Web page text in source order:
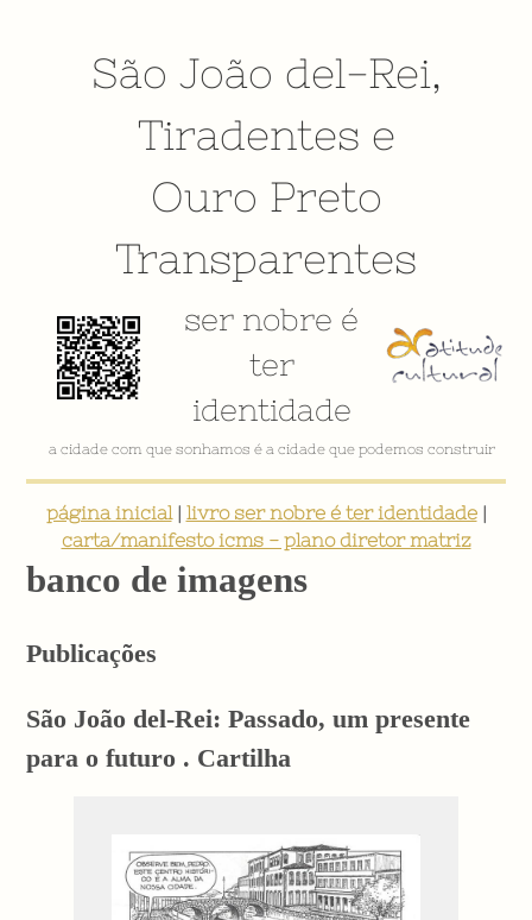
São João del-Rei,
Tiradentes e
Ouro Preto
Transparentes
ser nobre é
ter
identidade
a cidade com que sonhamos é a cidade que podemos construir
página inicial| livro ser nobre é ter identidade|
carta/manifesto icms - plano diretor matriz
banco de imagens
Publicações
São João del-Rei: Passado, um presente
para o futuro . Cartilha